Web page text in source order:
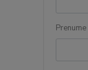
Prenume